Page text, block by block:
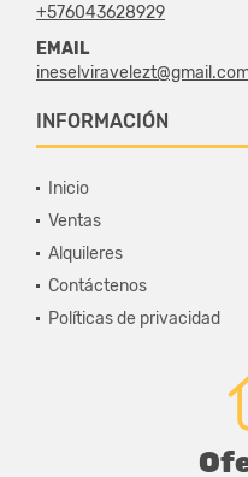
+576043628929
EMAIL
INFORMACIÓN
Inicio
Ventas
Alquileres
Contáctenos
Políticas de privacidad